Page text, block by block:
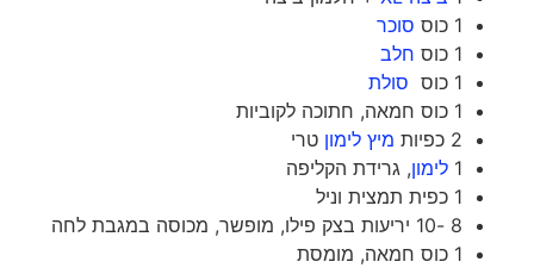
1 כוס
סוכר
1 כוס
חלב
1 כוס
סולת
1 כוס חמאה, חתוכה לקוביות
2 כפיות
מיץ לימוןטרי
1
לימון, גרידת הקליפה
1 כפית תמצית וניל
8 -10 יריעות בצק פילו, מופשר, מכוסה במגבת לחה
1 כוס חמאה, מומסת